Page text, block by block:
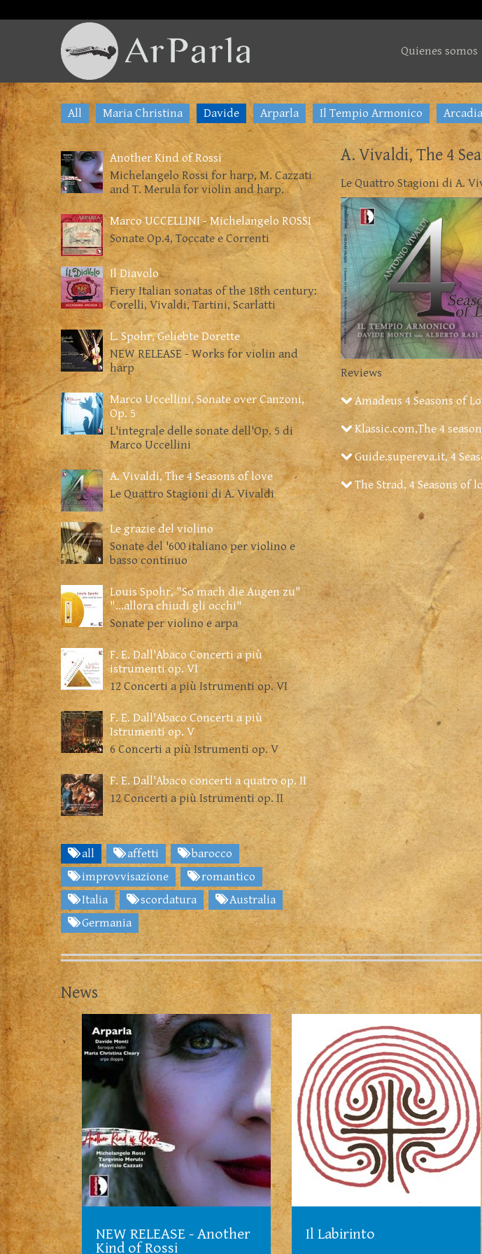
Quienes somos
All Maria Christina Davide Arparla Il Tempio Armonico Arcadia
A. Vivaldi, The 4
Le Quattro Stagioni di A.
Reviews
Amadeus 4 Seasons of
Klassic.com,The 4
Guide.supereva.it, 4
The Strad, 4 Seasons of
Another Kind of Rossi
Michelangelo Rossi for harp, M. Cazzati
and T. Merula for violin and harp.
Marco UCCELLINI - Michelangelo ROSSI
Sonate Op.4, Toccate e Correnti
Il Diavolo
Fiery Italian sonatas of the 18th century:
Corelli, Vivaldi, Tartini, Scarlatti
L. Spohr, Geliebte Dorette
NEW RELEASE - Works for violin and
harp
Marco Uccellini, Sonate over Canzoni,
Op. 5
L'integrale delle sonate dell'Op. 5 di
Marco Uccellini
A. Vivaldi, The 4 Seasons of love
Le Quattro Stagioni di A. Vivaldi
Le grazie del violino
Sonate del '600 italiano per violino e
basso continuo
Louis Spohr, "So mach die Augen zu"
"...allora chiudi gli occhi"
Sonate per violino e arpa
F. E. Dall'Abaco Concerti a più
istrumenti op. VI
12 Concerti a più Istrumenti op. VI
F. E. Dall'Abaco Concerti a più
Istrumenti op. V
6 Concerti a più Istrumenti op. V
F. E. Dall'Abaco concerti a quatro op. II
12 Concerti a più Istrumenti op. II
all affetti
barocco
improvvisazione
romantico
Italia
scordatura
Australia
Germania
News
NEW RELEASE - Another
Kind of Rossi
Il Labirinto